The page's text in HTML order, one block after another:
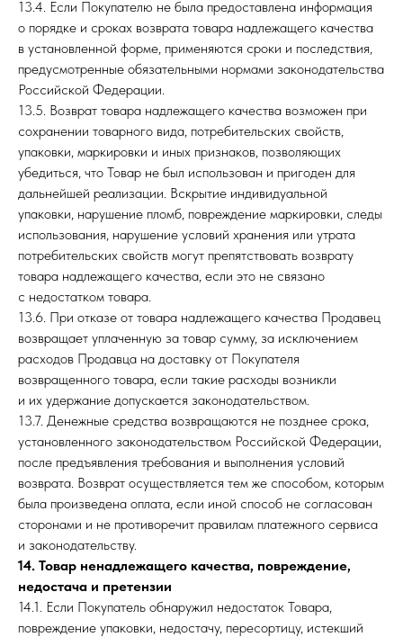
13.4. Если Покупателю не была предоставлена информация
о порядке и сроках возврата товара надлежащего качества
в установленной форме, применяются сроки и последствия,
предусмотренные обязательными нормами законодательства
Российской Федерации.
13.5. Возврат товара надлежащего качества возможен при
сохранении товарного вида, потребительских свойств,
упаковки, маркировки и иных признаков, позволяющих
убедиться, что Товар не был использован и пригоден для
дальнейшей реализации. Вскрытие индивидуальной
упаковки, нарушение пломб, повреждение маркировки, следы
использования, нарушение условий хранения или утрата
потребительских свойств могут препятствовать возврату
товара надлежащего качества, если это не связано
с недостатком товара.
13.6. При отказе от товара надлежащего качества Продавец
возвращает уплаченную за товар сумму, за исключением
расходов Продавца на доставку от Покупателя
возвращенного товара, если такие расходы возникли
и их удержание допускается законодательством.
13.7. Денежные средства возвращаются не позднее срока,
установленного законодательством Российской Федерации,
после предъявления требования и выполнения условий
возврата. Возврат осуществляется тем же способом, которым
была произведена оплата, если иной способ не согласован
сторонами и не противоречит правилам платежного сервиса
и законодательству.
14. Товар ненадлежащего качества, повреждение,
недостача и претензии
14.1. Если Покупатель обнаружил недостаток Товара,
повреждение упаковки, недостачу, пересортицу, истекший